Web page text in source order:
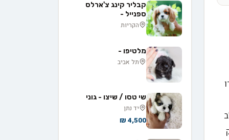
קבליר קינג צ'ארלס
ספנייל -
הקריות
מלטיפו -
תל אביב
שי טסו / שיצו - גוני
יד נתן
4,500 ₪